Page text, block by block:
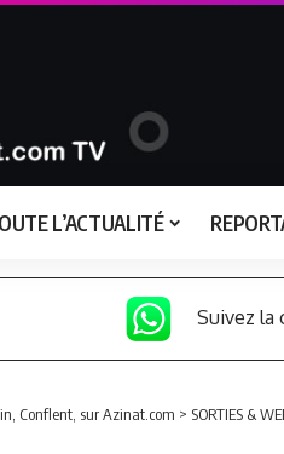
L’ACTUALITÉ
Suivez la
Conflent, sur Azinat.com > SORTIES &